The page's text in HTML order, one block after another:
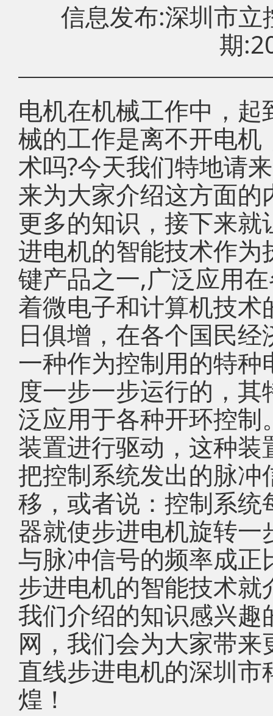
信息发布:深圳市
期
电机在机械工作中，
械的工作是离不开电
术吗?今天我们特地请
来为大家介绍这方面
更多的知识，接下来
进电机的智能技术作
键产品之一,广泛应用
着微电子和计算机技
日俱增，在各个国民
一种作为控制用的特
度一步一步运行的，
泛应用于各种开环控
装置进行驱动，这种
把控制系统发出的脉
移，或者说：控制系
器就使步进电机旋转
与脉冲信号的频率成
步进电机的智能技术
我们介绍的知识感兴
网，我们会为大家带
直线步进电机的深圳
煌！